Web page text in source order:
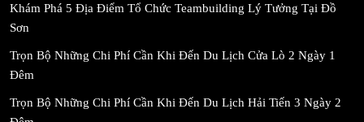
Khám Phá 5 Địa Điểm Tổ Chức Teambuilding Lý Tưởng Tại Đồ
Sơn
Trọn Bộ Những Chi Phí Cần Khi Đến Du Lịch Cửa Lò 2 Ngày 1
Đêm
Trọn Bộ Những Chi Phí Cần Khi Đến Du Lịch Hải Tiến 3 Ngày 2